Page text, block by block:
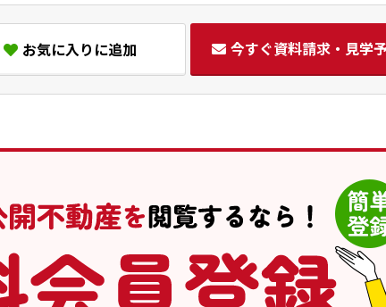
お気に入りに追加 今すぐ資料請求・見学